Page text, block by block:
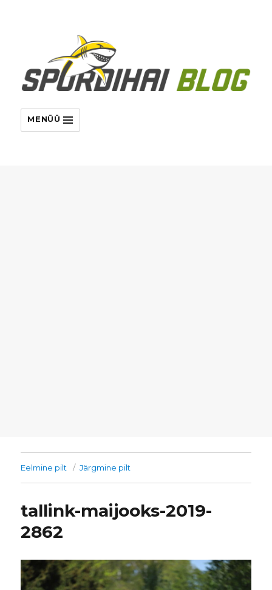
MENÜÜ
Eelmine pilt Järgmine pilt
tallink-maijooks-2019-
2862